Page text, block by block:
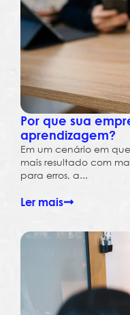
Por que sua
aprendizagem?
Em um cenário em
mais resultado com
para erros, a...
Ler mais